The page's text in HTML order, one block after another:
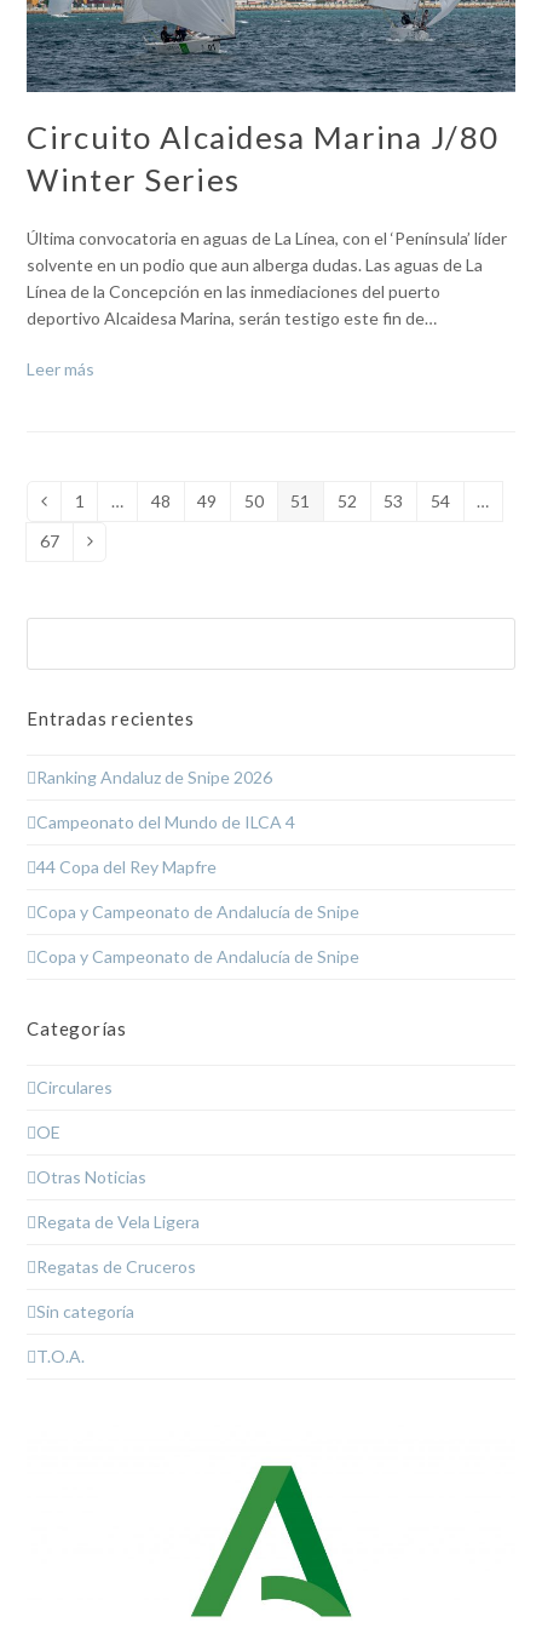
Circuito Alcaidesa Marina J/80
Winter Series
Última convocatoria en aguas de La Línea, con el ‘Península’ líder
solvente en un podio que aun alberga dudas. Las aguas de La
Línea de la Concepción en las inmediaciones del puerto
deportivo Alcaidesa Marina, serán testigo este fin de…
Leer más
AnteriorPage
1 … Page
48 Page
49 Page
50 Page
51 Page
52 Page
53 Page
54 …
Page
67 Siguiente
Entradas recientes
Ranking Andaluz de Snipe 2026
Campeonato del Mundo de ILCA 4
44 Copa del Rey Mapfre
Copa y Campeonato de Andalucía de Snipe
Copa y Campeonato de Andalucía de Snipe
Categorías
Circulares
OE
Otras Noticias
Regata de Vela Ligera
Regatas de Cruceros
Sin categoría
T.O.A.